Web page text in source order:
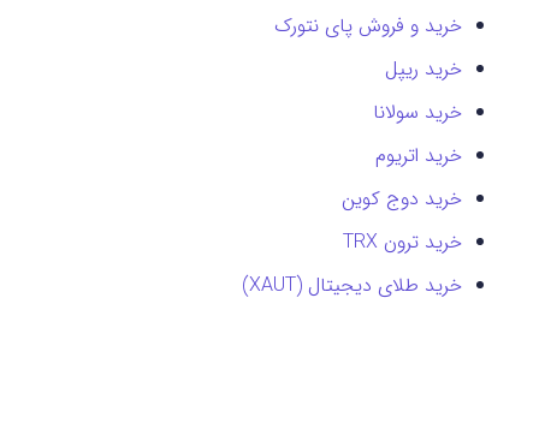
خرید و فروش پای نتورک
خرید ریپل
خرید سولانا
خرید اتریوم
خرید دوج کوین
خرید ترون TRX
خرید طلای دیجیتال (XAUT)